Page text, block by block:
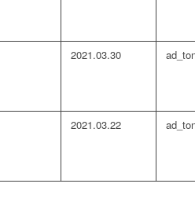
2021.03.30
2021.03.22